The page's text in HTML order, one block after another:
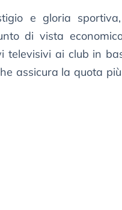
e gloria
di vista
televisivi ai club in
assicura la quota